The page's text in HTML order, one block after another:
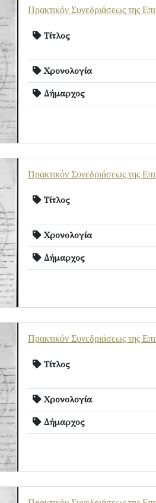
Πρακτικόν Συνεδριάσεως της
Τίτλος
Χρονολογία
Δήμαρχος
Πρακτικόν Συνεδριάσεως της
Τίτλος
Χρονολογία
Δήμαρχος
Πρακτικόν Συνεδριάσεως της
Τίτλος
Χρονολογία
Δήμαρχος